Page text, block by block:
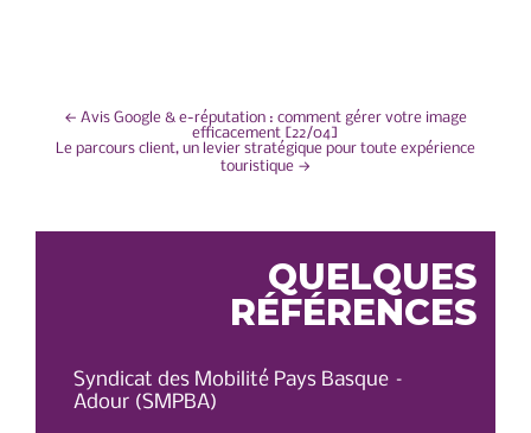
NAVIGATION
← Avis Google & e-réputation : comment gérer votre image
efficacement [22/04]
Le parcours client, un levier stratégique pour toute expérience
touristique →
QUELQUES
RÉFÉRENCES
Syndicat des Mobilité Pays Basque –
Adour (SMPBA)